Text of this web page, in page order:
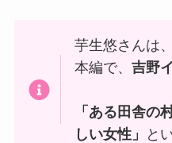
芋生悠さんは
本編で、吉野
「ある田舎の
しい女性」
と